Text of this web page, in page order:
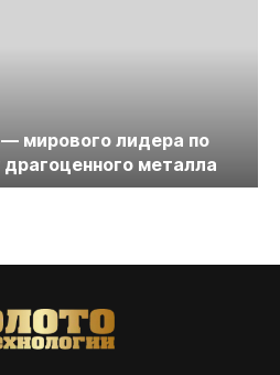
мирового лидера по
металла